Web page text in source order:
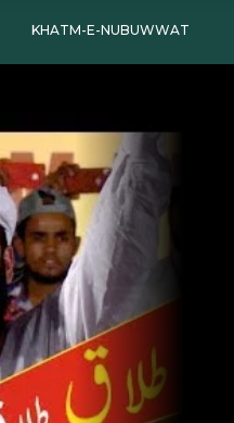
KHATM-E-NUBUWWAT